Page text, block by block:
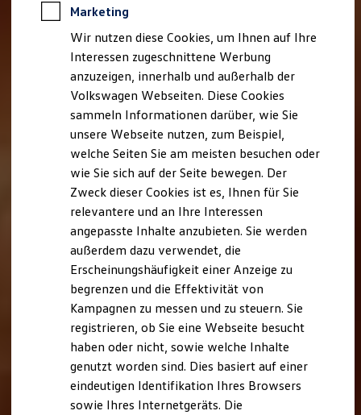
Rekuperation
Laden unterwegs
Laden Zuhause
Ladestationen finden
Ladezeitensimulator
Batterie
Sicherheit
Nachhaltigkeit
Technologie
Kosten und Kauf
Kaufoptionen
E-Auto-Förderung
Software und Konnektivität
Die ID. Software 6
ID. Software Versionen und Updates
Digitale Extras
Schnittstellen zu Ihrem ID.
Hybridautos
Marke und Erlebnis
Volkswagen R und R Experience
R-Modelle
R Experience
Driving Experience
Volkswagen entdecken
Werkbesichtigung
Marketing
Wir nutzen diese Cookies, um Ihnen auf Ihre
Interessen zugeschnittene Werbung
anzuzeigen, innerhalb und außerhalb der
Volkswagen Webseiten. Diese Cookies
sammeln Informationen darüber, wie Sie
unsere Webseite nutzen, zum Beispiel,
welche Seiten Sie am meisten besuchen oder
wie Sie sich auf der Seite bewegen. Der
Zweck dieser Cookies ist es, Ihnen für Sie
relevantere und an Ihre Interessen
angepasste Inhalte anzubieten. Sie werden
außerdem dazu verwendet, die
Erscheinungshäufigkeit einer Anzeige zu
begrenzen und die Effektivität von
Kampagnen zu messen und zu steuern. Sie
registrieren, ob Sie eine Webseite besucht
haben oder nicht, sowie welche Inhalte
genutzt worden sind. Dies basiert auf einer
eindeutigen Identifikation Ihres Browsers
sowie Ihres Internetgeräts. Die